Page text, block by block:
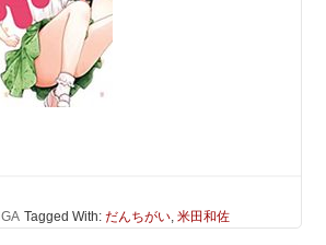
Tagged With:だんちがい,米田和佐